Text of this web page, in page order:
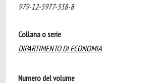
979-12-5977-338-8
Collana o serie
DIPARTIMENTO DI ECONOMIA
Numero del volume